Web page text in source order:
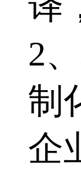
2
制
企